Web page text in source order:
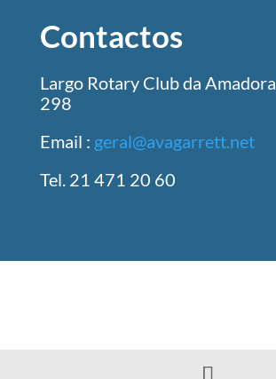
Contactos
Largo Rotary Club da
298
Email : geral@avagarrett.net
Tel. 21 471 20 60